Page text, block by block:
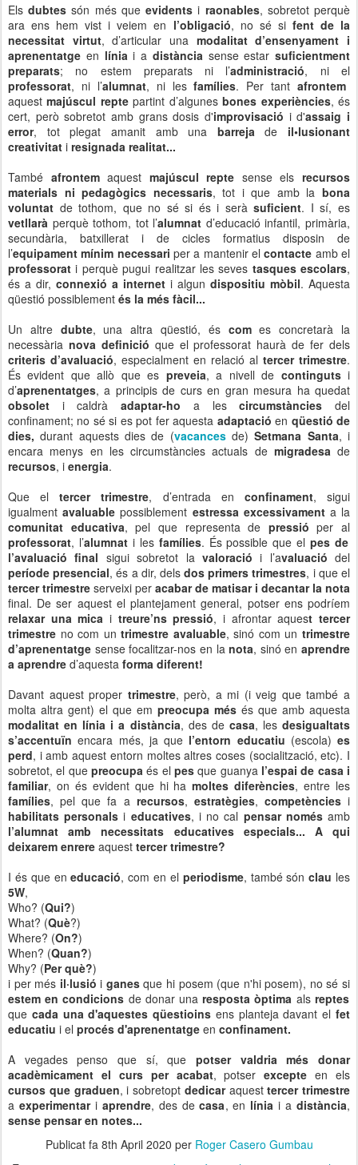
Elsdubtes són més queevidents i raonables, sobretot perquè
ara ens hem vist i veiem en l’obligació, no sé si fent de la
necessitat virtut, d’articular una modalitat d’ensenyament i
aprenentatge en línia i a distància sense estar suficientment
preparats; no estem preparats ni l’administració, ni el
professorat, ni l’alumnat, ni lesfamílies. Per tantafrontem
aquestmajúscul reptepartint d’algunesbones experiències, és
cert, però sobretot amb grans dosis d'improvisació i d'assaig i
error, tot plegat amanit amb una barreja de il•lusionant
creativitat i resignada realitat...
També afrontemaquest majúscul repte sense elsrecursos
materials ni pedagògics necessaris, tot i que amb labona
voluntat de tothom, que no sé si és i seràsuficient. I sí, es
vetllarà perquè tothom, tot l’alumnat d’educació infantil, primària,
secundària, batxillerat i de cicles formatius disposin de
l’equipament mínim necessari per a mantenir el contacte amb el
professorat i perquè pugui realitzar les seves tasques escolars,
és a dir, connexió a internet i algun dispositiu mòbil. Aquesta
qüestió possiblement és la més fàcil...
Un altre dubte, una altra qüestió, és comes concretarà la
necessària nova definició que el professorat haurà de fer dels
criteris d’avaluació, especialment en relació al tercer trimestre.
És evident que allò que es preveia, a nivell de contingutsi
d’aprenentatges, a principis de curs en gran mesura ha quedat
obsolet i caldràadaptar-ho a lescircumstàncies del
confinament; no sé si es pot fer aquesta adaptació en qüestió de
dies, durant aquests dies de (vacancesde)Setmana Santa, i
encara menys en les circumstàncies actuals de migradesa de
recursos, i energia.
Que eltercer trimestre, d’entrada en confinament, sigui
igualment avaluable possiblement estressa excessivamenta la
comunitat educativa, pel que representa de pressió per al
professorat, l’alumnati les famílies. És possible que elpes de
l’avaluació final sigui sobretot la valoració i l’avaluació del
període presencial, és a dir, delsdos primers trimestres, i que el
tercer trimestre serveixi per acabar de matisar i decantar la nota
final. De ser aquest el plantejament general, potser ens podríem
relaxar una mica i treure’ns pressió, i afrontar aquest tercer
trimestre no com untrimestre avaluable, sinó com untrimestre
d’aprenentatge sense focalitzar-nos en la nota, sinó en aprendre
a aprendre d’aquesta forma diferent!
Davant aquest proper trimestre, però, a mi (i veig que també a
molta altra gent) el que em preocupa més és que amb aquesta
modalitat en línia i a distància, des de casa, lesdesigualtats
s’accentuïn encara més, ja que l’entorn educatiu (escola) es
perd, i amb aquest entorn moltes altres coses (socialització, etc). I
sobretot, el que preocupa és el pesque guanya l’espai de casa i
familiar, on és evident que hi hamoltes diferències, entre les
famílies, pel que fa a recursos, estratègies, competènciesi
habilitats personals i educatives, i no cal pensar nomésamb
l’alumnat amb necessitats educatives especials...
A qui
deixarem enrere aquest tercer trimestre?
I és que eneducació, com en el periodisme, també sónclau les
5W,
Who? (Qui?)
What? (Què?)
Where? (On?)
When? (Quan?)
Why? (Per què?)
i per més il·lusió i ganesque hi posem (que n'hi posem), no sé si
estem en condicions de donar unaresposta òptima als reptes
que cada una d'aquestes qüestioins ens planteja davant el fet
educatiu i el procés d'aprenentatge en confinament.
A vegades penso que sí, que potser valdria més donar
acadèmicament el curs per acabat, potserexcepteen els
cursos que graduen, i sobretopt dedicar aquesttercer trimestre
a experimentari aprendre, des decasa, en líniai a distància,
sense pensar en notes...
Publicat fa 8th April 2020 per Roger Casero Gumbau